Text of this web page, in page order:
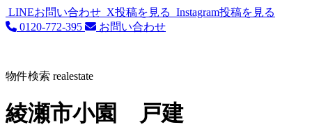
LINEお問い合わせ X投稿を見る Instagram投稿を見る
0120-772-395
お問い合わせ
物件検索 realestate
綾瀬市小園 戸建